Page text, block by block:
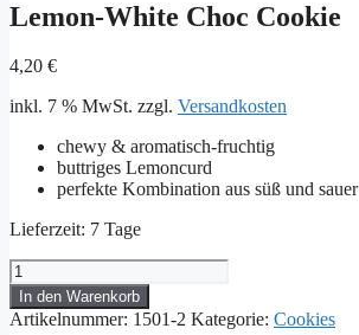
Lemon-White Choc Cookie
4,20 €
inkl. 7 % MwSt. zzgl. Versandkosten
chewy & aromatisch-fruchtig
buttriges Lemoncurd
perfekte Kombination aus süß und sauer
Lieferzeit: 7 Tage
Lemon-
White
Choc
In den Warenkorb
Artikelnummer: 1501-2 Kategorie: Cookies